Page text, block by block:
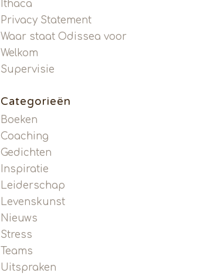
Ithaca
Privacy Statement
Waar staat Odissea voor
Welkom
Supervisie
Categorieën
Boeken
Coaching
Gedichten
Inspiratie
Leiderschap
Levenskunst
Nieuws
Stress
Teams
Uitspraken